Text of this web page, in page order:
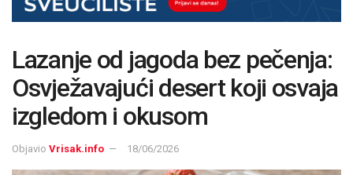
Lazanje od jagoda bez pečenja:
Osvježavajući desert koji osvaja
izgledom i okusom
Objavio Vrisak.info 18/06/2026